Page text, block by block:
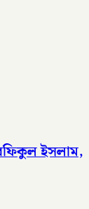
ইসলাম,